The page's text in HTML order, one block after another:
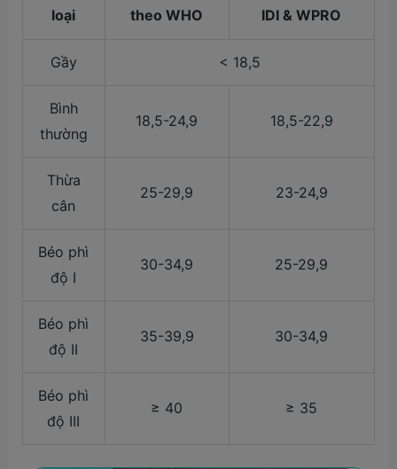
loại
theo WHO
IDI & WPRO
Gầy < 18,5
Bình
thường
18,5-24,9 18,5-22,9
Thừa
cân
25-29,9 23-24,9
Béo phì
độ I
30-34,9 25-29,9
Béo phì
độ II
35-39,9 30-34,9
Béo phì
độ III
≥ 40 ≥ 35